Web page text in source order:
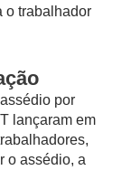
o trabalhador
por
lançaram em
o assédio, a